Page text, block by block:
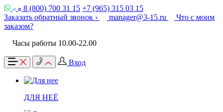
8 (800) 700 31 15 +7 (965) 315 03 15
Заказать обратный звонок ›
manager@3-15.ru
Что с моим
заказом?
Часы работы 10.00-22.00
Вход
ДЛЯ НЕЁ